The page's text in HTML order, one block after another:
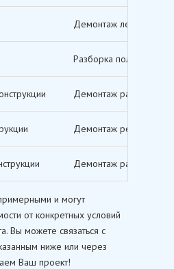
Демонтаж лестничных
Разборка полов,
Демонтаж различных
Демонтаж рекламных
Демонтаж различных
и могут
от конкретных условий
Вы можете связаться с
ниже или через
Ваш проект!